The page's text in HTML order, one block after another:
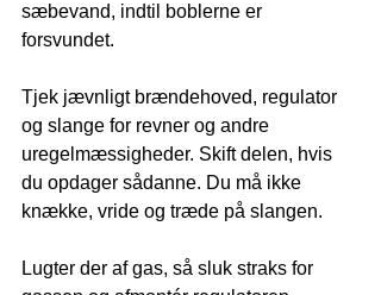
sæbevand, indtil boblerne er
forsvundet.
Tjek jævnligt brændehoved, regulator
og slange for revner og andre
uregelmæssigheder. Skift delen, hvis
du opdager sådanne. Du må ikke
knække, vride og træde på slangen.
Lugter der af gas, så sluk straks for